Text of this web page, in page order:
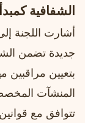
الشفافية
أشارت اللجنة
جديدة تضمن
بتعيين
المنشآت
تتوافق مع